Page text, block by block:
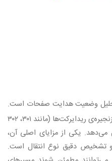
وضعیت هدایت صفحات است.
، زنجیره‌ی ریدایرکت‌ها (مانند ۳۰۱، ۳۰۲
می‌دهد. یکی از مزایای اصلی آن،
و تشخیص دقیق نوع انتقال است.